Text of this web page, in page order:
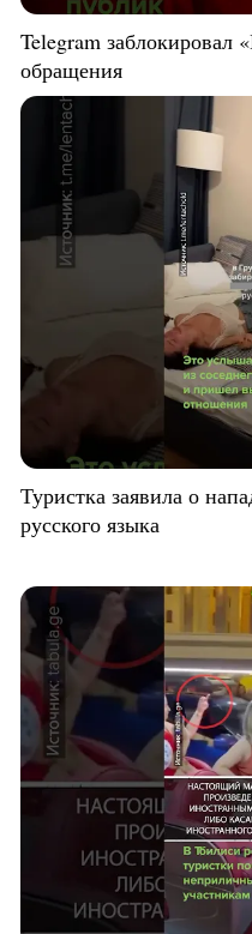
Telegram заблокировал
обращения
Туристка заявила о
русского языка